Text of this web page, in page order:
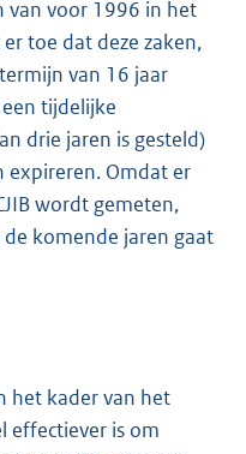
van voor 1996 in het
toe dat deze zaken,
van 16 jaar
tijdelijke
drie jaren is gesteld)
expireren. Omdat er
wordt gemeten,
komende jaren gaat
het kader van het
effectiever is om